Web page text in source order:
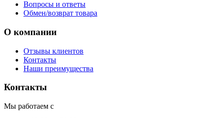
Вопросы и ответы
Обмен/возврат товара
О компании
Отзывы клиентов
Контакты
Наши преимущества
Контакты
Мы работаем с